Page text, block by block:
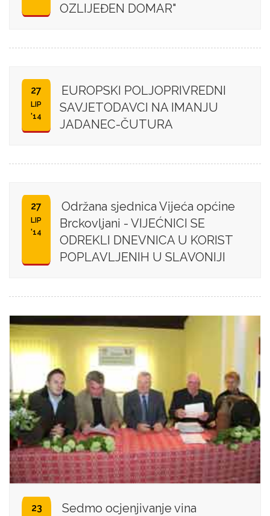
OZLIJEĐEN DOMAR"
27
LIP
'14
EUROPSKI POLJOPRIVREDNI
SAVJETODAVCI NA IMANJU
JADANEC-ČUTURA
27
LIP
'14
Održana sjednica Vijeća općine
Brckovljani - VIJEĆNICI SE
ODREKLI DNEVNICA U KORIST
POPLAVLJENIH U SLAVONIJI
23
Sedmo ocjenjivanje vina